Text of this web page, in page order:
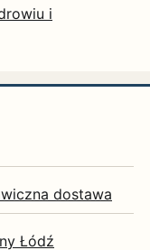
i
dostawa
Łódź